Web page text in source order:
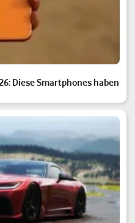
Diese Smartphones haben